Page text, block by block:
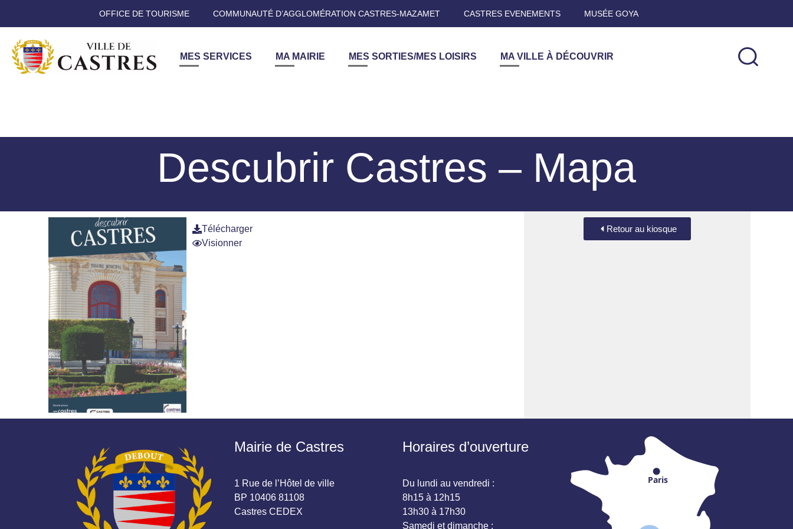
OFFICE DE TOURISME COMMUNAUTÉ D’AGGLOMÉRATION CASTRES-MAZAMET CASTRES EVENEMENTS MUSÉE GOYA
MES SERVICES MA MAIRIE MES SORTIES/MES LOISIRS MA VILLE À DÉCOUVRIR
Descubrir Castres – Mapa
Télécharger
Visionner
Retour au kiosque
Mairie de Castres
1 Rue de l’Hôtel de ville
BP 10406 81108
Castres CEDEX
Horaires d’ouverture
Du lundi au vendredi :
8h15 à 12h15
13h30 à 17h30
Samedi et dimanche :
Paris